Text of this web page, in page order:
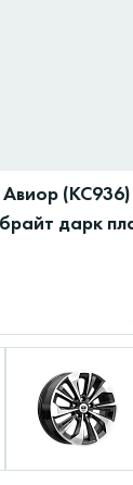
(КС936)
дарк